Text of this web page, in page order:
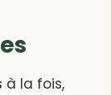
à la fois,